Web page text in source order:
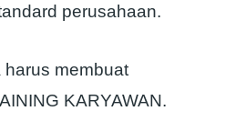
perusahaan.
harus membuat
KARYAWAN.